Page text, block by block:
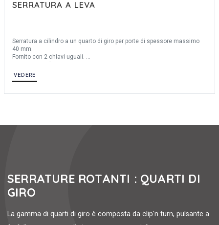
SERRATURA A LEVA
Serratura a cilindro a un quarto di giro per porte di spessore massimo
40 mm.
Fornito con 2 chiavi uguali.
Camma da ordinare separatamente.
VEDERE
SERRATURE ROTANTI : QUARTI DI
GIRO
La gamma di quarti di giro è composta da clip'n turn, pulsante a